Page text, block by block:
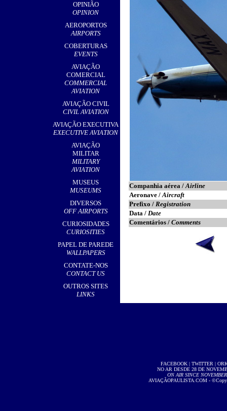
OPINIÃO
OPINION
AEROPORTOS
AIRPORTS
,
COBERTURAS
EVENTS
AVIAÇÃO
COMERCIAL
COMMERCIAL
AVIATION
AVIAÇÃO CIVIL
CIVIL AVIATION
AVIAÇÃO EXECUTIVA
EXECUTIVE AVIATION
AVIAÇÃO
MILITAR
MILITARY
AVIATION
MUSEUS
MUSEUMS
DIVERSOS
OFF AIRPORTS
CURIOSIDADES
CURIOSITIES
PAPEL DE PAREDE
WALLPAPERS
CONTATE-NOS
CONTACT US
OUTROS SITES
LINKS
Companhia aérea /Airline
Aeronave /Aircraft
Prefixo / Registration
Data / Date
Comentários / Comments
FACEBOOK| TWITTER |
NO AR DESDE 28 DE
ON AIR SINCE
AVIAÇÃOPAULISTA.COM -